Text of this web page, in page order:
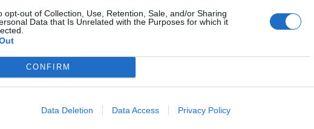
opt-out of Collection, Use, Retention, Sale, and/or Sharing
Data that Is Unrelated with the Purposes for which it
CONFIRM
Data Deletion Data Access Privacy Policy
ligados al deporte y ocio”, apunta Petersen.
con viviendas de lujo, una
un restaurante y una tienda;
en la Selección Argentina